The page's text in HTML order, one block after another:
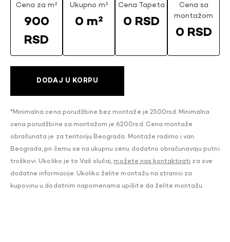
Cena za m²
900
RSD
Ukupno m²
0 m²
Cena Tapeta
0 RSD
Cena sa
montažom
0 RSD
DODAJ U KORPU
*Minimalna cena porudžbine bez montaže je 2500rsd. Minimalna
cena porudžbine sa montažom je 6200rsd. Cena montaže
obračunata je za teritoriju Beograda. Montaže radimo i van
Beograda, pri čemu se na ukupnu cenu dodatno obračunavaju putni
troškovi. Ukoliko je to Vaš slučaj, možete nas kontaktirati za sve
dodatne informacije. Ukoliko želite montažu na stranici za
kupovinu u dodatnim napomenama upišite da želite montažu.